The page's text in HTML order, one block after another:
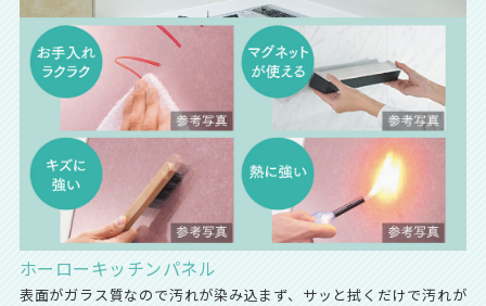
ホーローキッチンパネル
表面がガラス質なので汚れが染み込まず、サッと拭くだけで汚れが